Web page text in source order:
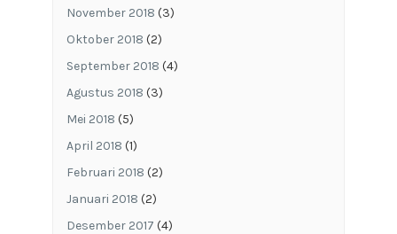
November 2018 (3)
Oktober 2018 (2)
September 2018 (4)
Agustus 2018 (3)
Mei 2018 (5)
April 2018 (1)
Februari 2018 (2)
Januari 2018 (2)
Desember 2017 (4)